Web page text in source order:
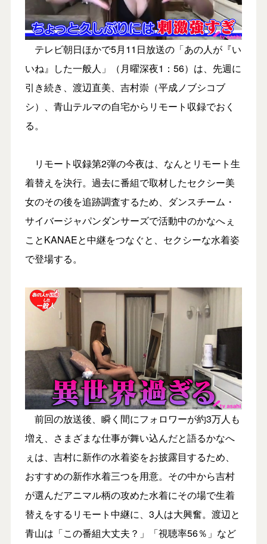
テレビ朝日ほかで5月11日放送の「あの人が『い
いね』した一般人」（月曜深夜1：56）は、先週に
引き続き、渡辺直美、吉村崇（平成ノブシコブ
シ）、青山テルマの自宅からリモート収録でおく
る。
リモート収録第2弾の今夜は、なんとリモート生
着替えを決行。過去に番組で取材したセクシー美
女のその後を追跡調査するため、ダンスチーム・
サイバージャパンダンサーズで活動中のかなへぇ
ことKANAEと中継をつなぐと、セクシーな水着姿
で登場する。
前回の放送後、瞬く間にフォロワーが約3万人も
増え、さまざまな仕事が舞い込んだと語るかなへ
ぇは、吉村に新作の水着姿をお披露目するため、
おすすめの新作水着三つを用意。その中から吉村
が選んだアニマル柄の攻めた水着にその場で生着
替えをするリモート中継に、3人は大興奮。渡辺と
青山は「この番組大丈夫？」「視聴率56％」など